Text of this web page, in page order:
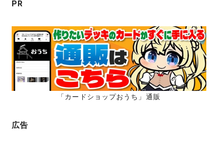
PR
「カードショップおうち」通販
広告